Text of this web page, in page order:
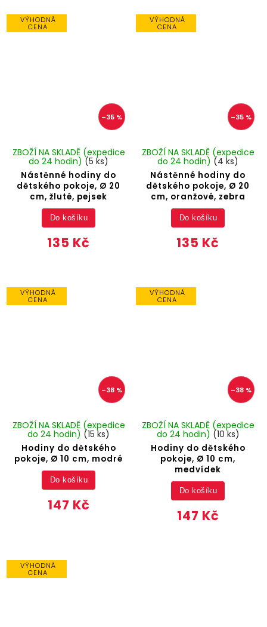
VÝHODNÁ
CENA
–35 %
Nástěnné hodiny do
dětského pokoje, Ø 20
cm, žluté, pejsek
ZBOŽÍ NA SKLADĚ (expedice
do 24 hodin) (5 ks)
135 Kč
Do košíku
VÝHODNÁ
CENA
–35 %
Nástěnné hodiny do
dětského pokoje, Ø 20
cm, oranžové, zebra
ZBOŽÍ NA SKLADĚ (expedice
do 24 hodin) (4 ks)
135 Kč
Do košíku
VÝHODNÁ
CENA
–38 %
Hodiny do dětského
pokoje, Ø 10 cm, modré
ZBOŽÍ NA SKLADĚ (expedice
do 24 hodin) (15 ks)
147 Kč
Do košíku
VÝHODNÁ
CENA
–38 %
Hodiny do dětského
pokoje, Ø 10 cm,
medvídek
ZBOŽÍ NA SKLADĚ (expedice
do 24 hodin) (10 ks)
147 Kč
Do košíku
VÝHODNÁ
CENA